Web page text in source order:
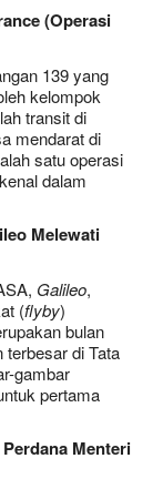
(Operasi
139 yang
kelompok
transit di
mendarat di
satu operasi
dalam
Melewati
Galileo,
(flyby)
bulan
terbesar di Tata
gambar
pertama
Menteri